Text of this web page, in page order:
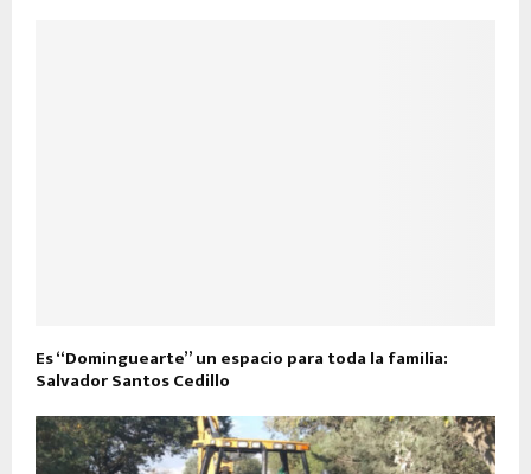
Es “Dominguearte” un espacio para toda la familia:
Salvador Santos Cedillo